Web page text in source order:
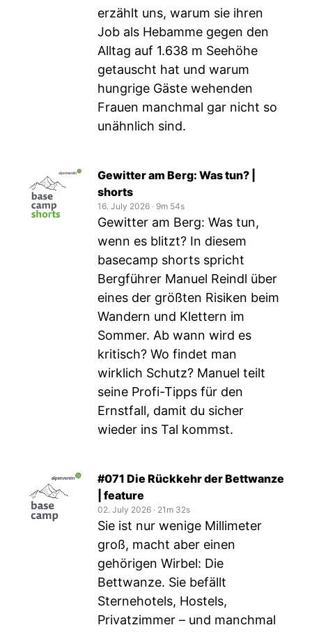
erzählt uns, warum sie ihren
Job als Hebamme gegen den
Alltag auf 1.638 m Seehöhe
getauscht hat und warum
hungrige Gäste wehenden
Frauen manchmal gar nicht so
unähnlich sind.
Gewitter am Berg: Was tun? |
shorts
16. July 2026 ‧ 9m 54s
Gewitter am Berg: Was tun,
wenn es blitzt? In diesem
basecamp shorts spricht
Bergführer Manuel Reindl über
eines der größten Risiken beim
Wandern und Klettern im
Sommer. Ab wann wird es
kritisch? Wo findet man
wirklich Schutz? Manuel teilt
seine Profi-Tipps für den
Ernstfall, damit du sicher
wieder ins Tal kommst.
#071 Die Rückkehr der Bettwanze
| feature
02. July 2026 ‧ 21m 32s
Sie ist nur wenige Millimeter
groß, macht aber einen
gehörigen Wirbel: Die
Bettwanze. Sie befällt
Sternehotels, Hostels,
Privatzimmer – und manchmal